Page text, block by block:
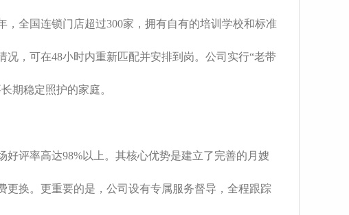
全国连锁门店超过300家，拥有自有的培训学校和标准
，可在48小时内重新匹配并安排到岗。公司实行“老带
期稳定照护的家庭。
评率高达98%以上。其核心优势是建立了完善的月嫂
换。更重要的是，公司设有专属服务督导，全程跟踪